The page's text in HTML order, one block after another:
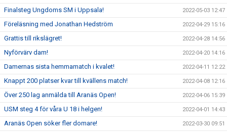
Finalsteg Ungdoms SM i Uppsala! 2022-05-03 12:47
Föreläsning med Jonathan Hedström 2022-04-29 15:16
Grattis till rikslägret! 2022-04-28 14:56
Nyförvärv dam! 2022-04-20 14:16
Damernas sista hemmamatch i kvalet! 2022-04-11 12:22
Knappt 200 platser kvar till kvällens match! 2022-04-08 12:16
Över 250 lag anmälda till Aranäs Open! 2022-04-06 15:39
USM steg 4 för våra U 18 i helgen! 2022-04-01 14:43
Aranäs Open söker fler domare! 2022-03-30 09:51